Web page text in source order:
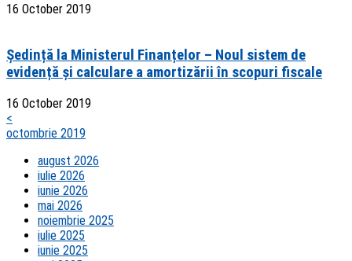
16 October 2019
Ședință la Ministerul Finanțelor – Noul sistem de
evidență și calculare a amortizării în scopuri fiscale
16 October 2019
<
octombrie 2019
august 2026
iulie 2026
iunie 2026
mai 2026
noiembrie 2025
iulie 2025
iunie 2025